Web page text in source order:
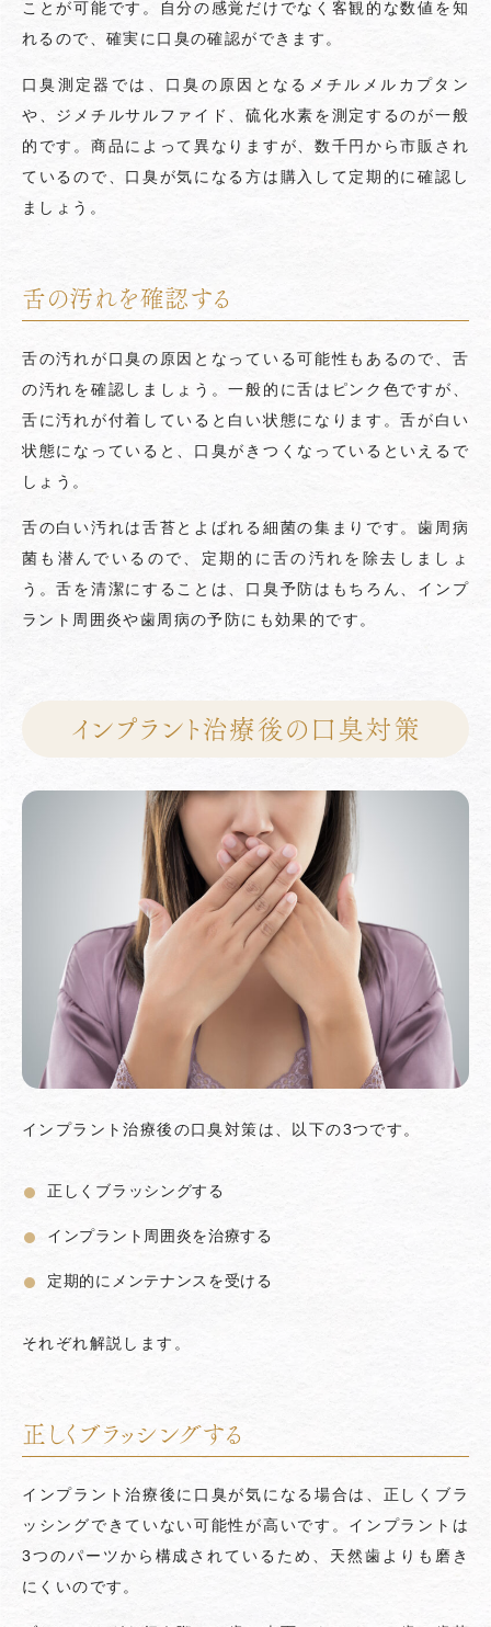
ことが可能です。自分の感覚だけでなく客観的な数値を知
れるので、確実に口臭の確認ができます。
口臭測定器では、口臭の原因となるメチルメルカプタン
や、ジメチルサルファイド、硫化水素を測定するのが一般
的です。商品によって異なりますが、数千円から市販され
ているので、口臭が気になる方は購入して定期的に確認し
ましょう。
舌の汚れを確認する
舌の汚れが口臭の原因となっている可能性もあるので、舌
の汚れを確認しましょう。一般的に舌はピンク色ですが、
舌に汚れが付着していると白い状態になります。舌が白い
状態になっていると、口臭がきつくなっているといえるで
しょう。
舌の白い汚れは舌苔とよばれる細菌の集まりです。歯周病
菌も潜んでいるので、定期的に舌の汚れを除去しましょ
う。舌を清潔にすることは、口臭予防はもちろん、インプ
ラント周囲炎や歯周病の予防にも効果的です。
インプラント治療後の口臭対策
インプラント治療後の口臭対策は、以下の3つです。
正しくブラッシングする
インプラント周囲炎を治療する
定期的にメンテナンスを受ける
それぞれ解説します。
正しくブラッシングする
インプラント治療後に口臭が気になる場合は、正しくブラ
ッシングできていない可能性が高いです。インプラントは
3つのパーツから構成されているため、天然歯よりも磨き
にくいのです。